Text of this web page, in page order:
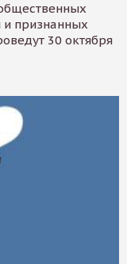
и признанных
30 октября